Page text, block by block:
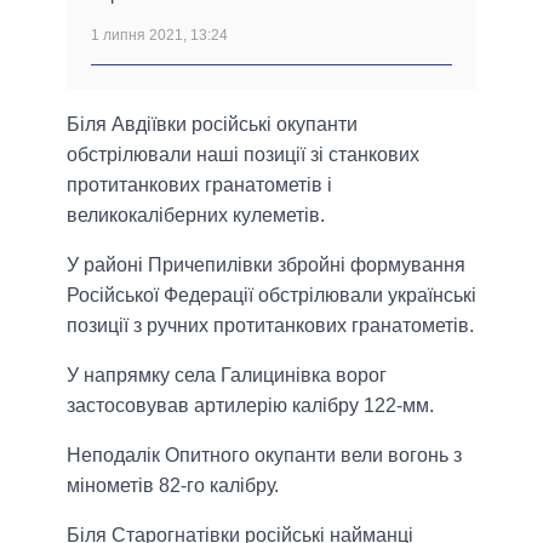
1 липня 2021, 13:24
Біля Авдіївки російські окупанти
обстрілювали наші позиції зі станкових
протитанкових гранатометів і
великокаліберних кулеметів.
У районі Причепилівки збройні формування
Російської Федерації обстрілювали українські
позиції з ручних протитанкових гранатометів.
У напрямку села Галицинівка ворог
застосовував артилерію калібру 122-мм.
Неподалік Опитного окупанти вели вогонь з
мінометів 82-го калібру.
Біля Старогнатівки російські найманці